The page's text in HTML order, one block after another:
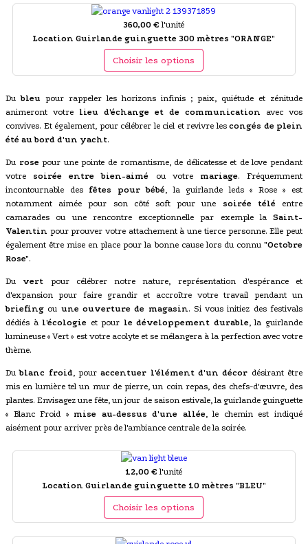
360,00 € l'unité
Location Guirlande guinguette 300 mètres "ORANGE"
Choisir les options
Dubleu pour rappeler les horizons infinis ; paix, quiétude et zénitude
animeront votre lieu d'échange et de communication avec vos
convives. Et également, pour célébrer le ciel et revivre les congés de plein
été au bord d'un yacht.
Du rosepour une pointe de romantisme, de délicatesse et de love pendant
votre soirée entre bien-aimé ou votre mariage. Fréquemment
incontournable des fêtes pour bébé, la guirlande leds « Rose » est
notamment aimée pour son côté soft pour une soirée téléentre
camarades ou une rencontre exceptionnelle par exemple la Saint-
Valentin pour prouver votre attachement à une tierce personne. Elle peut
également être mise en place pour la bonne cause lors du connu "Octobre
Rose".
Du vert pour célébrer notre nature, représentation d'espérance et
d'expansion pour faire grandir et accroître votre travail pendant un
briefing ou une ouverture de magasin. Si vous initiez des festivals
dédiés à l'écologie et pour le développement durable, la guirlande
lumineuse « Vert » est votre acolyte et se mélangera à la perfection avec votre
thème.
Dublanc froid, pouraccentuer l'élément d'un décor désirant être
mis en lumière tel un mur de pierre, un coin repas, des chefs-d'œuvre, des
plantes. Envisagez une fête, un jour de saison estivale, la guirlande guinguette
« Blanc Froid » mise au-dessus d'une allée, le chemin est indiqué
aisément pour arriver près de l'ambiance centrale de la soirée.
12,00 € l'unité
Location Guirlande guinguette 10 mètres "BLEU"
Choisir les options